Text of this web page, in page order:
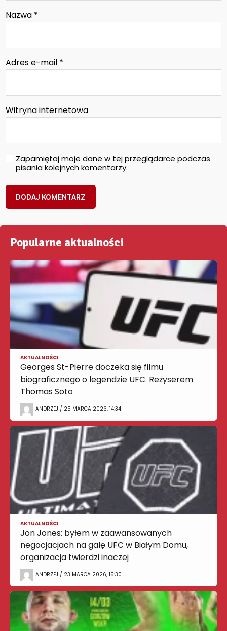
Nazwa *
Adres e-mail *
Witryna internetowa
Zapamiętaj moje dane w tej przeglądarce podczas
pisania kolejnych komentarzy.
Popularne aktualności
AKTUALNOŚCI
Georges St-Pierre doczeka się filmu
biograficznego o legendzie UFC. Reżyserem
Thomas Soto
ANDRZEJ / 25 MARCA 2026, 14:34
AKTUALNOŚCI
Jon Jones: byłem w zaawansowanych
negocjacjach na galę UFC w Białym Domu,
organizacja twierdzi inaczej
ANDRZEJ / 23 MARCA 2026, 15:30